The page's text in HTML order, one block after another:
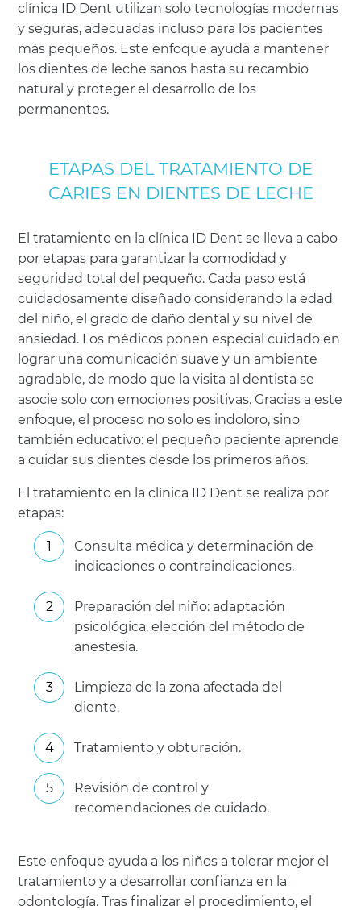
clínica ID Dent utilizan solo tecnologías modernas
y seguras, adecuadas incluso para los pacientes
más pequeños. Este enfoque ayuda a mantener
los dientes de leche sanos hasta su recambio
natural y proteger el desarrollo de los
permanentes.
ETAPAS DEL TRATAMIENTO DE
CARIES EN DIENTES DE LECHE
El tratamiento en la clínica ID Dent se lleva a cabo
por etapas para garantizar la comodidad y
seguridad total del pequeño. Cada paso está
cuidadosamente diseñado considerando la edad
del niño, el grado de daño dental y su nivel de
ansiedad. Los médicos ponen especial cuidado en
lograr una comunicación suave y un ambiente
agradable, de modo que la visita al dentista se
asocie solo con emociones positivas. Gracias a este
enfoque, el proceso no solo es indoloro, sino
también educativo: el pequeño paciente aprende
a cuidar sus dientes desde los primeros años.
El tratamiento en la clínica ID Dent se realiza por
etapas:
Consulta médica y determinación de
indicaciones o contraindicaciones.
Preparación del niño: adaptación
psicológica, elección del método de
anestesia.
Limpieza de la zona afectada del
diente.
Tratamiento y obturación.
Revisión de control y
recomendaciones de cuidado.
Este enfoque ayuda a los niños a tolerar mejor el
tratamiento y a desarrollar confianza en la
odontología. Tras finalizar el procedimiento, el